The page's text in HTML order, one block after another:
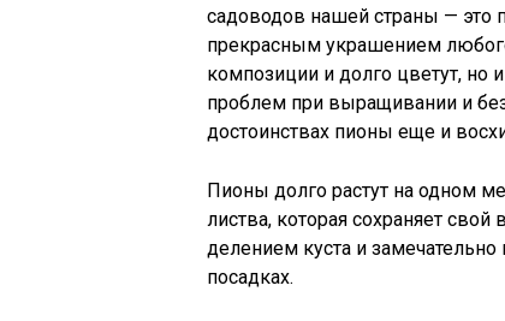
садоводов нашей страны — это
прекрасным украшением
композиции и долго цветут, но
проблем при выращивании и
достоинствах пионы еще и
Пионы долго растут на одном
листва, которая сохраняет
делением куста и
посадках.